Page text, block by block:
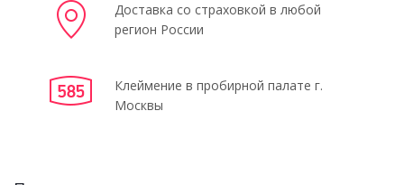
Доставка со страховкой в любой
регион России
Клеймение в пробирной палате г.
Москвы